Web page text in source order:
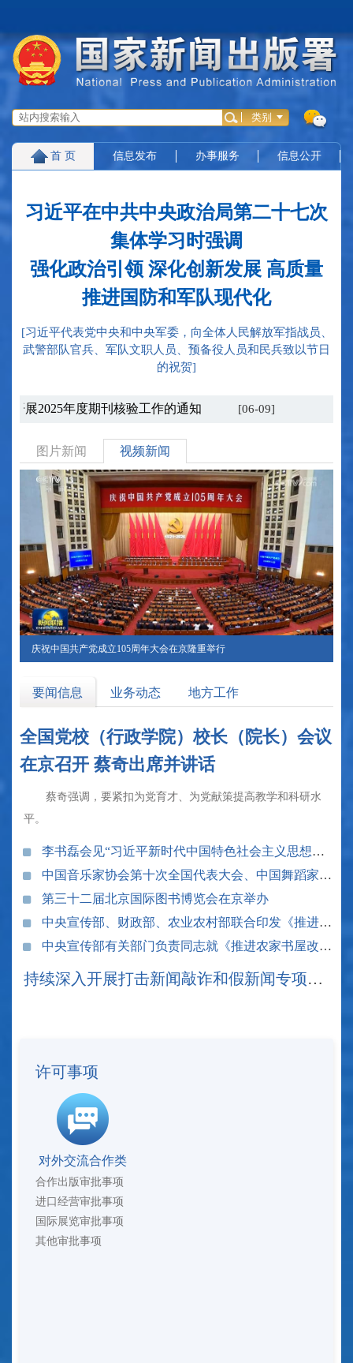
首 页 信息发布 办事服务 信息公开
习近平在中共中央政治局第二十七次
集体学习时强调
强化政治引领 深化创新发展 高质量
推进国防和军队现代化
[习近平代表党中央和中央军委，向全体人民解放军指战员、
武警部队官兵、军队文职人员、预备役人员和民兵致以节日
的祝贺]
展2025年度期刊核验工作的通知 [06-09]
图片新闻 视频新闻
习近平在上海考察
庆祝中国共产党成立105周年大会在京隆重举行
要闻信息 业务动态 地方工作
全国党校（行政学院）校长（院长）会议
在京召开 蔡奇出席并讲话
蔡奇强调，要紧扣为党育才、为党献策提高教学和科研水
平。
李书磊会见“习近平新时代中国特色社会主义思想与世界”国际研讨会外方代表
中国音乐家协会第十次全国代表大会、中国舞蹈家协会第十二次全国代表大会、中国杂技家协会第九次全国代表大会在北京召开 李书磊出席开幕式并讲话
第三十二届北京国际图书博览会在京举办
中央宣传部、财政部、农业农村部联合印发《推进农家书屋改革提升促进乡村阅读行动方案》
中央宣传部有关部门负责同志就《推进农家书屋改革提升促进乡村阅读行动方案》答记者问
持续深入开展打击新闻敲诈和假新闻专项行动 专区
许可事项
对外交流合作类
合作出版审批事项
进口经营审批事项
国际展览审批事项
其他审批事项